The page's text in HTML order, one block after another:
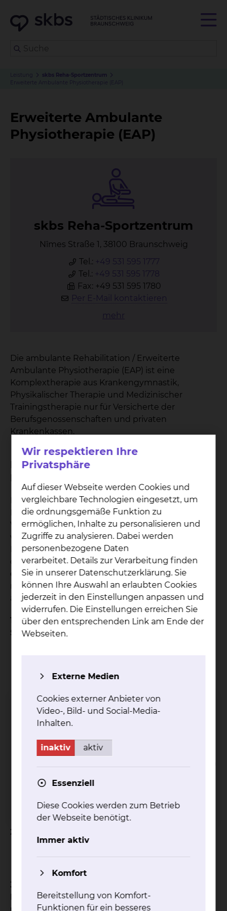
Leistung
skbs Reha-Sportzentrum
Erweiterte Ambulante Physiotherapie (EAP)
Erweiterte Ambulante
Physiotherapie (EAP)
skbs Re­ha-Sport­zen­trum
Nîmes Straße 1, 38100 Braunschweig
Tel.: +49 531 595 1777
Tel.: +49 531 595 1778
Fax: +49 531 595 1780
Per E-Mail kontaktieren
mehr
Die ambulante Rehabilitation / Erweiterte
Ambulante Physiotherapie (EAP) ist eine
Komplextherapie aus Krankengymnastik,
Physikalischer Therapie und Medizinischer
Trainingstherapie nur für Versicherte der
Berufsgenossenschaften und privaten
Krankenkassen.
Bei welchen Krankheitsbildern ist das
Indikationen für den Einsatz der ambulanten
Rehabilitation / EAP sind bestimmte degenerative
Veränderungen und konservativ oder operativ
versorgte Unfallverletzungen des Stütz- und
Bewegungsapparates. Leistungen im
orthopädisch-traumatologischen Bereich der
erweiterten ambulanten Physiotherapie werden
nur bei Vorliegen der folgenden Indikationen
anerkannt:
1. Wirbelsäulensyndrome mit erheblicher
Symptomatik bei
und/oder Protrusionen mit radikulärer,
nachgewiesenen Spondylolysen und
Spondylolisthesen mit radikulärer,
muskulärer und statischer Symptomatik
instabile Wirbelsäulenverletzungen im
Rahmen der konservativen und/oder
lockere korrigierbare thorakale
Scheuermann-Kyphose < 50° nach Copp
Spondylitis ankylosans (Morbus Bechterew)
2. Operation am Skelettsystem
3. Prothetischer Gelenkersatz bei
Bewegungseinschränkungen und/oder
Wir respektieren Ihre
Privatsphäre
Auf dieser Webseite werden Cookies und
vergleichbare Technologien eingesetzt, um
die ordnungsgemäße Funktion zu
ermöglichen, Inhalte zu personalisieren und
Zugriffe zu analysieren. Dabei werden
personenbezogene Daten
verarbeitet. Details zur Verarbeitung finden
Sie in unserer Datenschutzerklärung. Sie
können Ihre Auswahl an erlaubten Cookies
jederzeit in den Einstellungen anpassen und
widerrufen. Die Einstellungen erreichen Sie
über den entsprechenden Link am Ende der
Webseiten.
Externe Medien
Cookies externer Anbieter von
Video-, Bild- und Social-Media-
Inhalten.
inaktiv aktiv
Essenziell
Diese Cookies werden zum Betrieb
der Webseite benötigt.
Immer aktiv
Komfort
Bereitstellung von Komfort-
Funktionen für ein besseres